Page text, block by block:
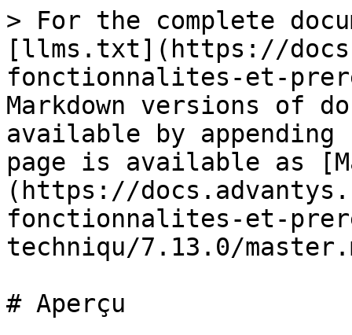
> For the complete
[llms.txt](https://
fonctionnalites-et-
Markdown versions of
available by
page is available as
(https://
fonctionnalites-et-
techniqu/7.13.0/
# Aperçu